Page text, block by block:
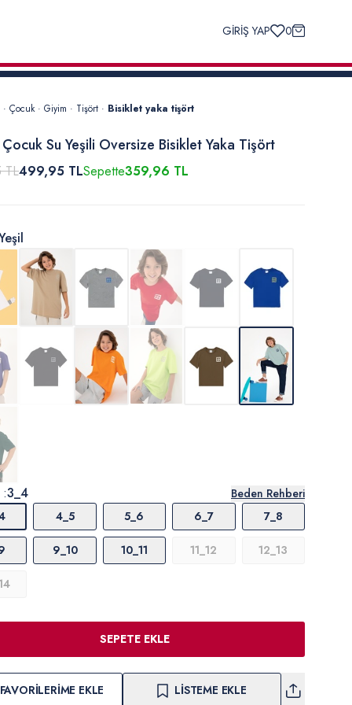
GİRİŞ YAP 0
· Çocuk · Giyim · Tişört · Bisiklet yaka tişört
Su Yeşili Oversize Bisiklet Yaka Tişört
TL499,95 TLSepette359,96 TL
3_4
Beden Rehberi
4_5 5_6 6_7 7_8
9_10 10_11 11_12 12_13
SEPETE EKLE
FAVORILERIME EKLE LISTEME EKLE